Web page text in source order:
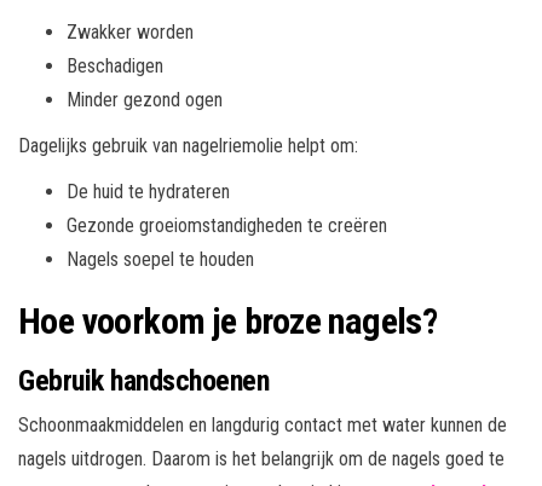
Zwakker worden
Beschadigen
Minder gezond ogen
Dagelijks gebruik van nagelriemolie helpt om:
De huid te hydrateren
Gezonde groeiomstandigheden te creëren
Nagels soepel te houden
Hoe voorkom je broze nagels?
Gebruik handschoenen
Schoonmaakmiddelen en langdurig contact met water kunnen de
nagels uitdrogen. Daarom is het belangrijk om de nagels goed te